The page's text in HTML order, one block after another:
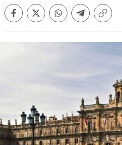
FacebookTwitterWhatsappTelegramCopiar